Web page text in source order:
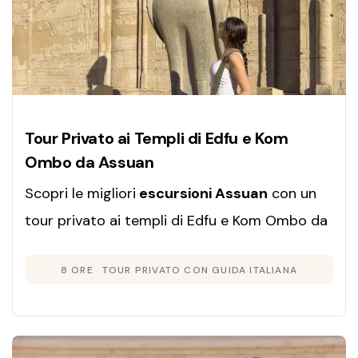
Tour Privato ai Templi di Edfu e Kom
Ombo da Assuan
Scopri le migliori escursioni Assuan con un
tour privato ai templi di Edfu e Kom Ombo da
Prenota8 ORE TOUR PRIVATO CON GUIDA ITALIANA